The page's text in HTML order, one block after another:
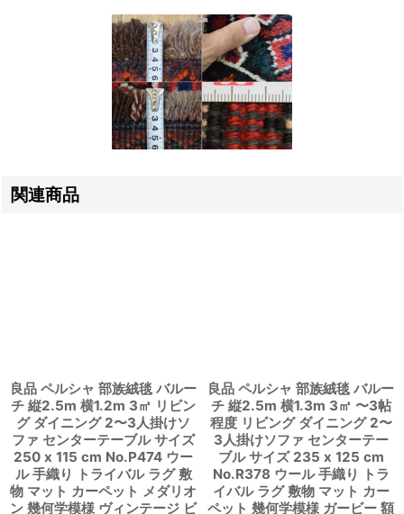
関連商品
良品 ペルシャ 部族絨毯 バルー
チ 縦2.5m 横1.2m 3㎡ リビン
グ ダイニング 2〜3人掛けソ
ファ センターテーブル サイズ
250 x 115 cm No.P474 ウー
ル 手織り トライバル ラグ 敷
物 マット カーペット メダリオ
ン 幾何学模様 ヴィンテージ ビ
良品 ペルシャ 部族絨毯 バルー
チ 縦2.5m 横1.3m 3㎡ 〜3帖
程度 リビング ダイニング 2〜
3人掛けソファ センターテー
ブル サイズ 235 x 125 cm
No.R378 ウール 手織り トラ
イバル ラグ 敷物 マット カー
ペット 幾何学模様 ガービー 額